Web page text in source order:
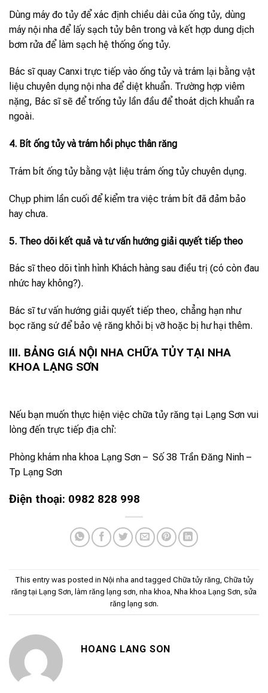
Dùng máy đo tủy để xác định chiều dài của ống tủy, dùng
máy nội nha để lấy sạch tủy bên trong và kết hợp dung dịch
bơm rửa để làm sạch hệ thống ống tủy.
Bác sĩ quay Canxi trực tiếp vào ống tủy và trám lại bằng vật
liệu chuyên dụng nội nha để diệt khuẩn. Trường hợp viêm
nặng, Bác sĩ sẽ để trống tủy lần đầu để thoát dịch khuẩn ra
ngoài.
4. Bít ống tủy và trám hồi phục thân răng
Trám bít ống tủy bằng vật liệu trám ống tủy chuyên dụng.
Chụp phim lần cuối để kiểm tra việc trám bít đã đảm bảo
hay chưa.
5. Theo dõi kết quả và tư vấn hướng giải quyết tiếp theo
Bác sĩ theo dõi tình hình Khách hàng sau điều trị (có còn đau
nhức hay không?).
Bác sĩ tư vấn hướng giải quyết tiếp theo, chẳng hạn như
bọc răng sứ để bảo vệ răng khỏi bị vỡ hoặc bị hư hại thêm.
III. BẢNG GIÁ NỘI NHA CHỮA TỦY TẠI NHA
KHOA LẠNG SƠN
Nếu bạn muốn thực hiện việc chữa tủy răng tại Lạng Sơn vui
lòng đến trực tiếp địa chỉ:
Phòng khám nha khoa Lạng Sơn – Số 38 Trần Đăng Ninh –
Tp Lạng Sơn
Điện thoại: 0982 828 998
This entry was posted in Nội nha and tagged Chữa tủy răng Chữa tủy
răng tại Lạng Sơn làm răng lạng sơn nha khoa Nha khoa Lạng Sơn sửa
răng lạng sơn.
HOANG LANG SON